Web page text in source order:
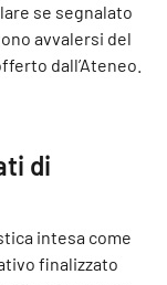
se segnalato
avvalersi del
dall’Ateneo.
di
intesa come
finalizzato